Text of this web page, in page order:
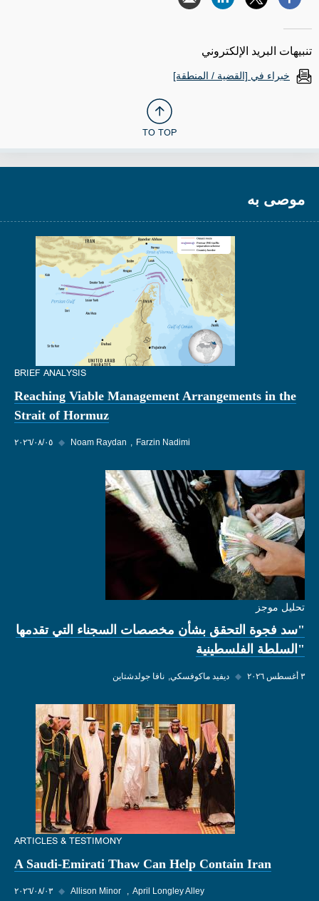
تنبيهات البريد الإلكتروني
خبراء في [القضية / المنطقة]
TO TOP
موصى به
BRIEF ANALYSIS
Reaching Viable Management Arrangements in the
Strait of Hormuz
٠٥‏/٠٨‏/٢٠٢٦ ◆ Noam Raydan Farzin Nadimi
تحليل موجز
"سد فجوة التحقق بشأن مخصصات السجناء التي تقدمها
"السلطة الفلسطينية
٣ أغسطس ٢٠٢٦ ◆ ديفيد ماكوفسكي نافا جولدشتاين
ARTICLES & TESTIMONY
A Saudi-Emirati Thaw Can Help Contain Iran
٠٣‏/٠٨‏/٢٠٢٦ ◆ Allison Minor April Longley Alley